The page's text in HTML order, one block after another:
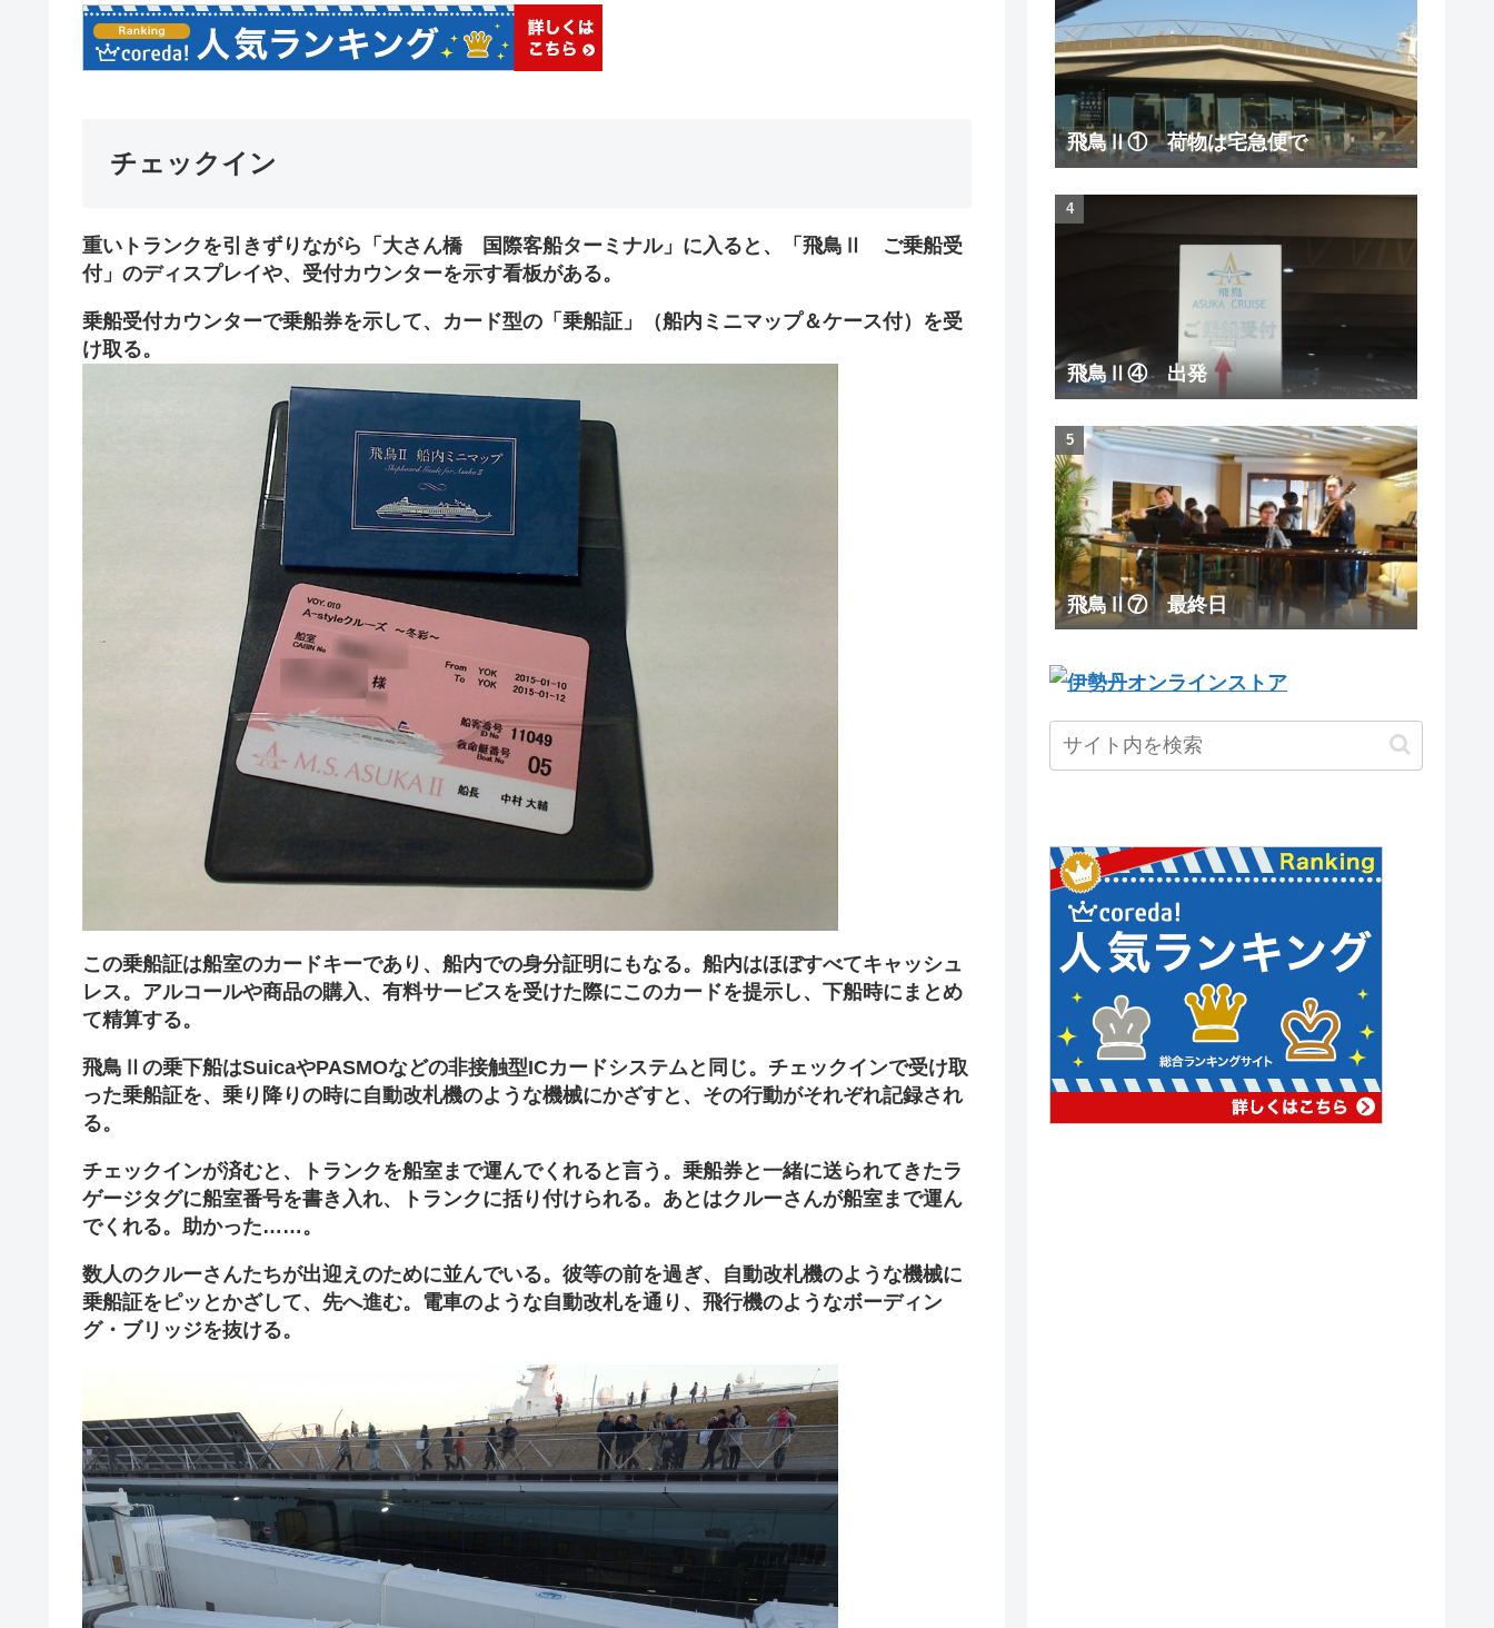
チェックイン
重いトランクを引きずりながら「大さん橋 国際客船ターミナル」に入ると、「飛鳥Ⅱ ご乗船受
付」のディスプレイや、受付カウンターを示す看板がある。
乗船受付カウンターで乗船券を示して、カード型の「乗船証」（船内ミニマップ＆ケース付）を受
け取る。
この乗船証は船室のカードキーであり、船内での身分証明にもなる。船内はほぼすべてキャッシュ
レス。アルコールや商品の購入、有料サービスを受けた際にこのカードを提示し、下船時にまとめ
て精算する。
飛鳥Ⅱの乗下船はSuicaやPASMOなどの非接触型ICカードシステムと同じ。チェックインで受け取
った乗船証を、乗り降りの時に自動改札機のような機械にかざすと、その行動がそれぞれ記録され
る。
チェックインが済むと、トランクを船室まで運んでくれると言う。乗船券と一緒に送られてきたラ
ゲージタグに船室番号を書き入れ、トランクに括り付けられる。あとはクルーさんが船室まで運ん
でくれる。助かった……。
数人のクルーさんたちが出迎えのために並んでいる。彼等の前を過ぎ、自動改札機のような機械に
乗船証をピッとかざして、先へ進む。電車のような自動改札を通り、飛行機のようなボーディン
グ・ブリッジを抜ける。
飛鳥Ⅱ① 荷物は宅急便で
飛鳥Ⅱ④ 出発
飛鳥Ⅱ⑦ 最終日